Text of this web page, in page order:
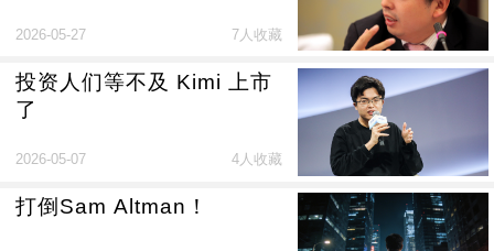
2026-05-27 7人收藏
投资人们等不及 Kimi 上市
了
2026-05-07 4人收藏
打倒Sam Altman！